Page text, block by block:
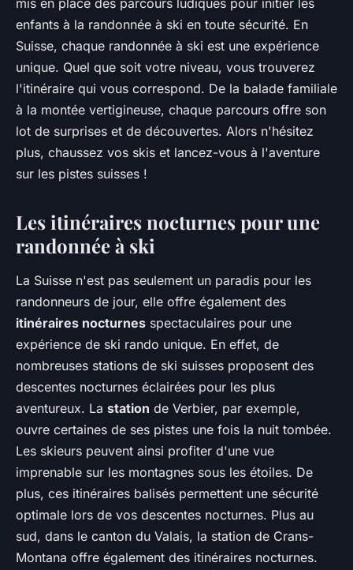
mis en place des parcours ludiques pour initier les
enfants à la randonnée à ski en toute sécurité. En
Suisse, chaque randonnée à ski est une expérience
unique. Quel que soit votre niveau, vous trouverez
l'itinéraire qui vous correspond. De la balade familiale
à la montée vertigineuse, chaque parcours offre son
lot de surprises et de découvertes. Alors n'hésitez
plus, chaussez vos skis et lancez-vous à l'aventure
sur les pistes suisses !
Les itinéraires nocturnes pour une
randonnée à ski
La Suisse n'est pas seulement un paradis pour les
randonneurs de jour, elle offre également des
itinéraires nocturnes spectaculaires pour une
expérience de ski rando unique. En effet, de
nombreuses stations de ski suisses proposent des
descentes nocturnes éclairées pour les plus
aventureux. La station de Verbier, par exemple,
ouvre certaines de ses pistes une fois la nuit tombée.
Les skieurs peuvent ainsi profiter d'une vue
imprenable sur les montagnes sous les étoiles. De
plus, ces itinéraires balisés permettent une sécurité
optimale lors de vos descentes nocturnes. Plus au
sud, dans le canton du Valais, la station de Crans-
Montana offre également des itinéraires nocturnes.